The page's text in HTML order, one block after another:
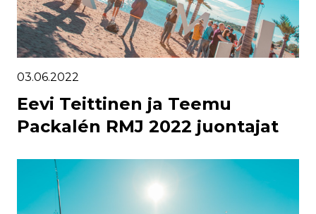
03.06.2022
Eevi Teittinen ja Teemu
Packalén RMJ 2022 juontajat